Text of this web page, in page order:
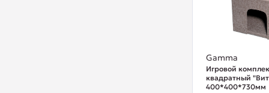
Gamma
Игровой
квадратный
400*400*730мм